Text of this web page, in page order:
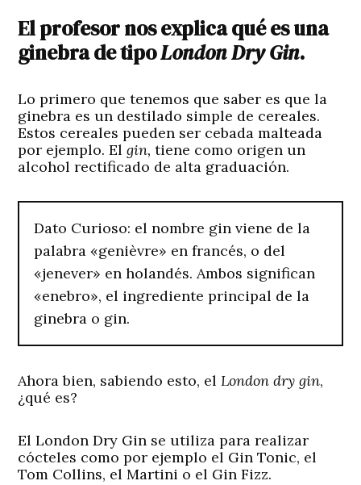
El profesor nos explica qué es una
ginebra de tipoLondon Dry Gin.
Lo primero que tenemos que saber es que la
ginebra es un destilado simple de cereales.
Estos cereales pueden ser cebada malteada
por ejemplo. Elgin,tiene como origen un
alcohol rectificado de alta graduación.
Dato Curioso: el nombre gin viene de la
palabra «genièvre» en francés, o del
«jenever» en holandés. Ambos significan
«enebro», el ingrediente principal de la
ginebra o gin.
Ahora bien, sabiendo esto, elLondon dry gin,
¿qué es?
El London Dry Gin se utiliza para realizar
cócteles como por ejemplo el Gin Tonic, el
Tom Collins, el Martini o el Gin Fizz.